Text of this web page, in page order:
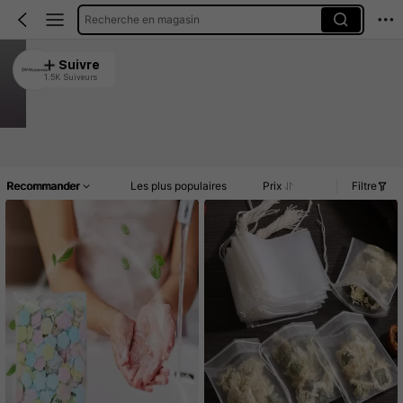
Recherche en magasin
ZW-Housewear
4.91
Suivre
1.5K Suiveurs
Recommander Les plus populaires Prix Filtre